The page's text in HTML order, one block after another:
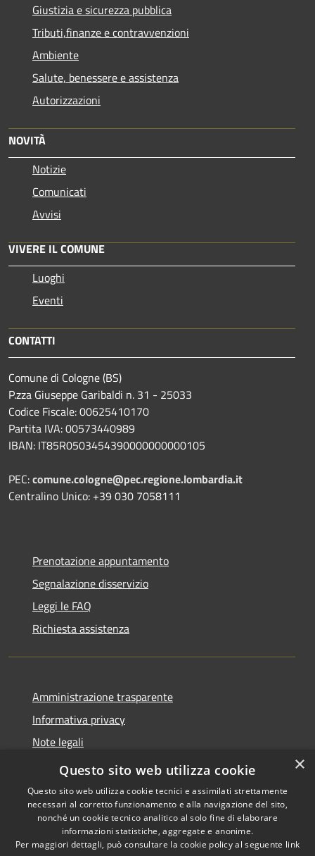
Giustizia e sicurezza pubblica
Tributi,finanze e contravvenzioni
Ambiente
Salute, benessere e assistenza
Autorizzazioni
NOVITÀ
Notizie
Comunicati
Avvisi
VIVERE IL COMUNE
Luoghi
Eventi
CONTATTI
Comune di Cologne (BS)
P.zza Giuseppe Garibaldi n. 31 - 25033
Codice Fiscale: 00625410170
Partita IVA: 00573440989
IBAN: IT85R0503454390000000000105
PEC:comune.cologne@pec.regione.lombardia.it
Centralino Unico: +39 030 7058111
Prenotazione appuntamento
Segnalazione disservizio
Leggi le FAQ
Richiesta assistenza
Amministrazione trasparente
Informativa privacy
Note legali
Dichiarazione di accessibilità
Accessibilità
Copyright © 2026 • Comune di
Cologne • Powered by
×
Questo sito web utilizza cookie
Questo sito web utilizza cookie tecnici e assimilati strettamente
necessari al corretto funzionamento e alla navigazione del sito,
nonché un cookie tecnico analitico al solo fine di elaborare
informazioni statistiche, aggregate e anonime.
Per maggiori dettagli, può consultare la cookie policy al seguente link